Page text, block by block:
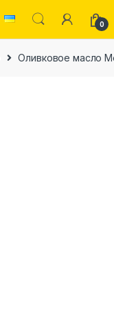
0
Оливковое масло